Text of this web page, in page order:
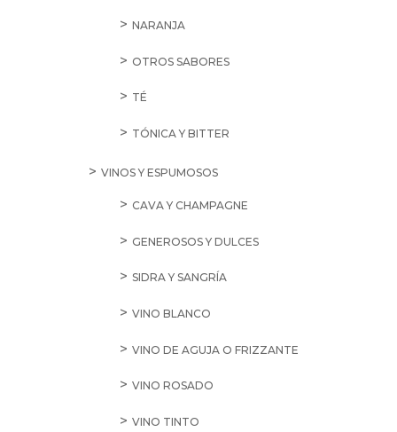
NARANJA
OTROS SABORES
TÉ
TÓNICA Y BITTER
VINOS Y ESPUMOSOS
CAVA Y CHAMPAGNE
GENEROSOS Y DULCES
SIDRA Y SANGRÍA
VINO BLANCO
VINO DE AGUJA O FRIZZANTE
VINO ROSADO
VINO TINTO